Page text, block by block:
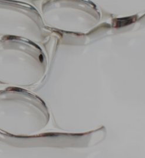
】完全オリ
ィバイ
ご報告
ト
完成】髪質
の女性へ。
全オリジナ
エルディバ
トリートメ
『髪質改善